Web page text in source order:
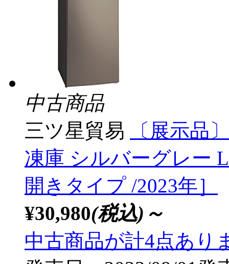
中古商品
三ツ星貿易
〔展示品
凍庫 シルバーグレー
開きタイプ /2023年］
¥30,980(税込)～
中古商品が計4点あり